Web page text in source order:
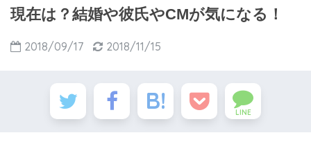
現在は？結婚や彼氏やCMが気になる！
2018/09/17 2018/11/15
LINE